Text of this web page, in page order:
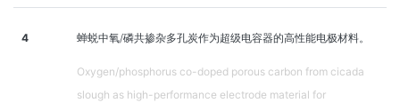
4 蝉蜕中氧/磷共掺杂多孔炭作为超级电容器的高性能电极材料。
Oxygen/phosphorus co-doped porous carbon from cicada
slough as high-performance electrode material for